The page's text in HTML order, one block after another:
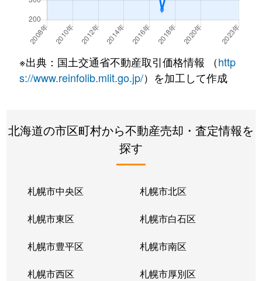
※出典：国土交通省不動産取引価格情報 （http
s://www.reinfolib.mlit.go.jp/）を加工して作成
北海道の市区町村から不動産売却・査定情報を
探す
札幌市中央区 札幌市北区
札幌市東区 札幌市白石区
札幌市豊平区 札幌市南区
札幌市西区 札幌市厚別区